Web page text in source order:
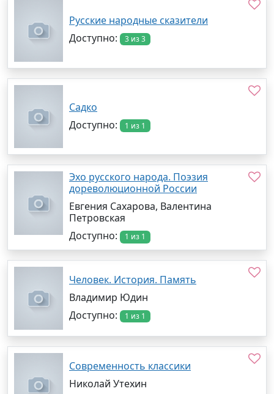
Русские народные сказители
Доступно:
3 из 3
Садко
Доступно:
1 из 1
Эхо русского народа. Поэзия
дореволюционной России
Евгения Сахарова, Валентина
Петровская
Доступно:
1 из 1
Человек. История. Память
Владимир Юдин
Доступно:
1 из 1
Современность классики
Николай Утехин